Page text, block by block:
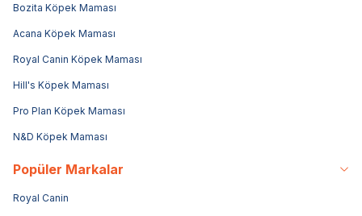
Bozita Köpek Maması
Acana Köpek Maması
Royal Canin Köpek Maması
Hill's Köpek Maması
Pro Plan Köpek Maması
N&D Köpek Maması
Popüler Markalar
Royal Canin